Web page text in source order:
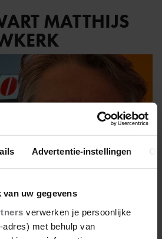
Advertentie-instellingen
uw gegevens
verwerken je persoonlijke
met behulp van
MATTHIJS